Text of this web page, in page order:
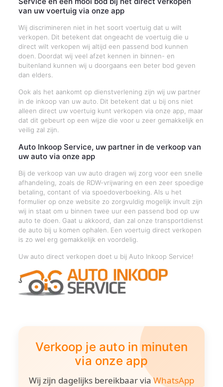
van uw voertuig via onze app
Wij discrimineren niet in het soort voertuig dat u wilt
verkopen. Dit betekent dat ongeacht de voertuig die u
direct wilt verkopen wij altijd een passend bod kunnen
doen. Doordat wij veel afzet kennen in binnen- en
buitenland kunnen wij u doorgaans een beter bod geven
dan elders.
Ook als het aankomt op dienstverlening zijn wij uw partner
in de inkoop van uw auto. Dit betekent dat u bij ons niet
alleen direct uw voertuig kunt verkopen via onze app, maar
dat dit gebeurt op een wijze die voor u zeer gemakkelijk en
veilig zal zijn.
Auto Inkoop Service, uw partner in de verkoop van
uw auto via onze app
Bij de verkoop van uw auto dragen wij zorg voor een snelle
afhandeling, zoals de RDW-vrijwaring en een zeer spoedige
betaling, contant of via spoedoverboeking. Als u het
formulier op onze website zo zorgvuldig mogelijk invult zijn
wij in staat om u binnen twee uur een passend bod op uw
auto te doen. Gaat u akkoord, dan zal onze transportdienst
de auto bij u komen ophalen. Een voertuig direct verkopen
is zo wel erg gemakkelijk en voordelig.
Uw auto direct verkopen doet u bij Auto Inkoop Service!
Verkoop je auto in minuten
via onze app
Wij zijn dagelijks bereikbaar viaWhatsApp